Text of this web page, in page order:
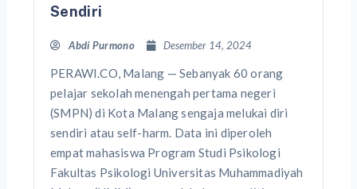
Sendiri
Abdi Purmono Desember 14, 2024
PERAWI.CO, Malang — Sebanyak 60 orang
pelajar sekolah menengah pertama negeri
(SMPN) di Kota Malang sengaja melukai diri
sendiri atau self-harm. Data ini diperoleh
empat mahasiswa Program Studi Psikologi
Fakultas Psikologi Universitas Muhammadiyah